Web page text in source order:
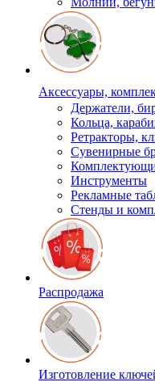
Аксессуары,
Держатели,
Кольца,
Ретракторы,
Сувенирные
Инструменты
Рекламные
Стенды и
Распродажа
Изготовление